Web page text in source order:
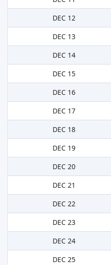
DEC 12
DEC 13
DEC 14
DEC 15
DEC 16
DEC 17
DEC 18
DEC 19
DEC 20
DEC 21
DEC 22
DEC 23
DEC 24
DEC 25